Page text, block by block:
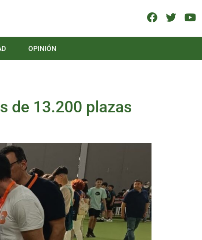
OPINIÓN
de 13.200 plazas